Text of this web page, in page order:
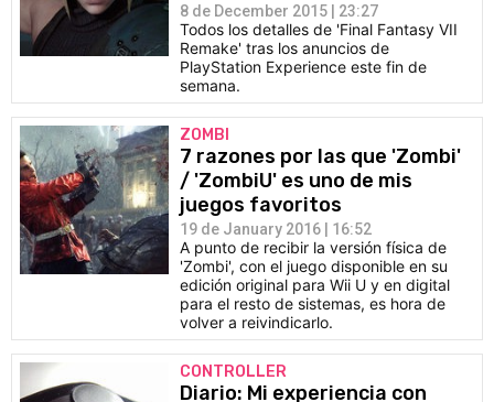
8 de December 2015 | 23:27
Todos los detalles de 'Final Fantasy VII
Remake' tras los anuncios de
PlayStation Experience este fin de
semana.
ZOMBI
7 razones por las que 'Zombi'
/ 'ZombiU' es uno de mis
juegos favoritos
19 de January 2016 | 16:52
A punto de recibir la versión física de
'Zombi', con el juego disponible en su
edición original para Wii U y en digital
para el resto de sistemas, es hora de
volver a reivindicarlo.
CONTROLLER
Diario: Mi experiencia con